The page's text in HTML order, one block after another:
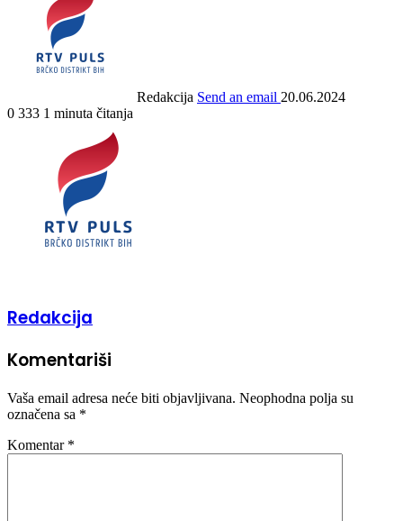
Redakcija Send an email 20.06.2024
0 333 1 minuta čitanja
Redakcija
Komentariši
Vaša email adresa neće biti objavljivana. Neophodna polja su
označena sa *
Komentar *